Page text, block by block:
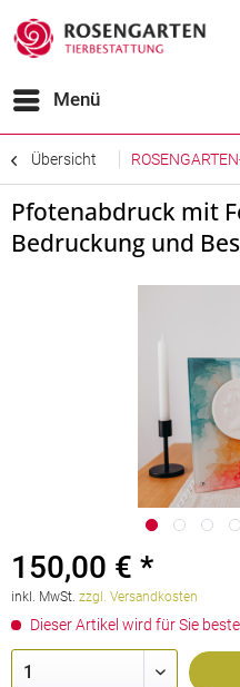
Menü
Übersicht
Pfotenabdruck mit
Bedruckung und
150,00 € *
inkl. MwSt. zzgl. Versandkosten
Dieser Artikel wird für Sie